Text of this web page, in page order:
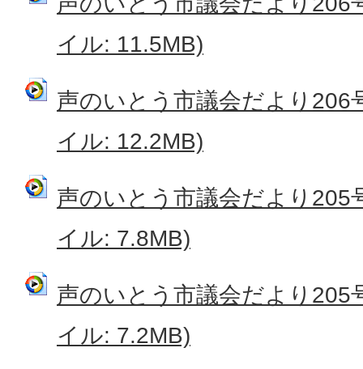
イル: 11.5MB)
声のいとう市議会だより206
イル: 12.2MB)
声のいとう市議会だより205
イル: 7.8MB)
声のいとう市議会だより205
イル: 7.2MB)